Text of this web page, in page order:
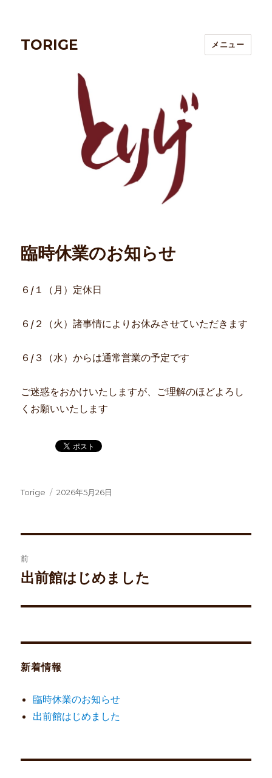
TORIGE メニュー
臨時休業のお知らせ
６/１（月）定休日
６/２（火）諸事情によりお休みさせていただきます
６/３（水）からは通常営業の予定です
ご迷惑をおかけいたしますが、ご理解のほどよろし
くお願いいたします
投
Torige
投
2026年5月26日
稿
ゲ
ー
シ
ョ
前
前
投
出前館はじめました
新着情報
臨時休業のお知らせ
出前館はじめました